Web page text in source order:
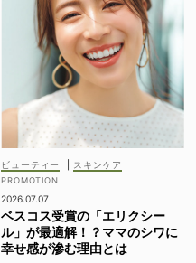
ビューティー スキンケア
2026.07.07
ベスコス受賞の「エリクシー
ル」が最適解！？ママのシワに
幸せ感が滲む理由とは